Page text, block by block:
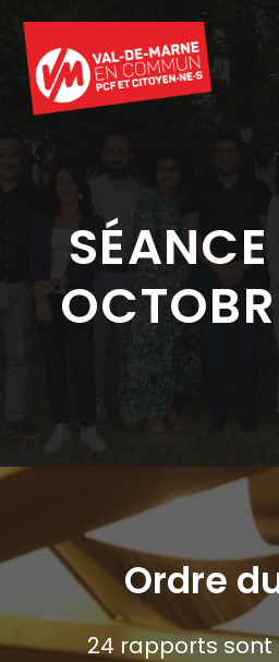
contenu
Ordre
24 rapports sont